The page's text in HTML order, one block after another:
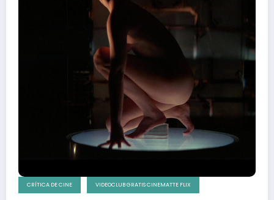
CRÍTICA DE CINE VIDEOCLUB GRATIS CINEMATTE FLIX